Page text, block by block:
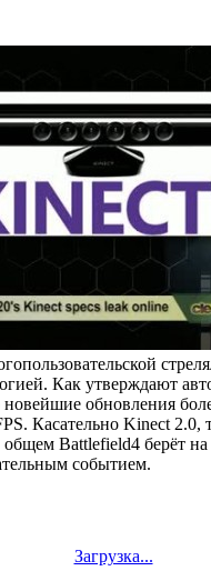
Как утверждают
новейшие обновления
Касательно Kinect 2.0,
Battlefield4 берёт
событием.
Загрузка...